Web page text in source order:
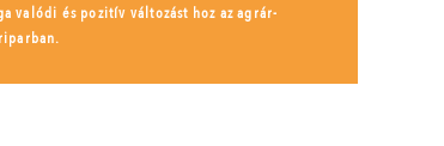
valódi és pozitív változást hoz az agrár-